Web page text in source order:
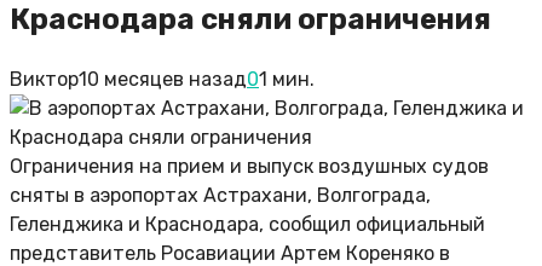
Краснодара сняли ограничения
Виктор10 месяцев назад01 мин.
Ограничения на прием и выпуск воздушных судов
сняты в аэропортах Астрахани, Волгограда,
Геленджика и Краснодара, сообщил официальный
представитель Росавиации Артем Кореняко в